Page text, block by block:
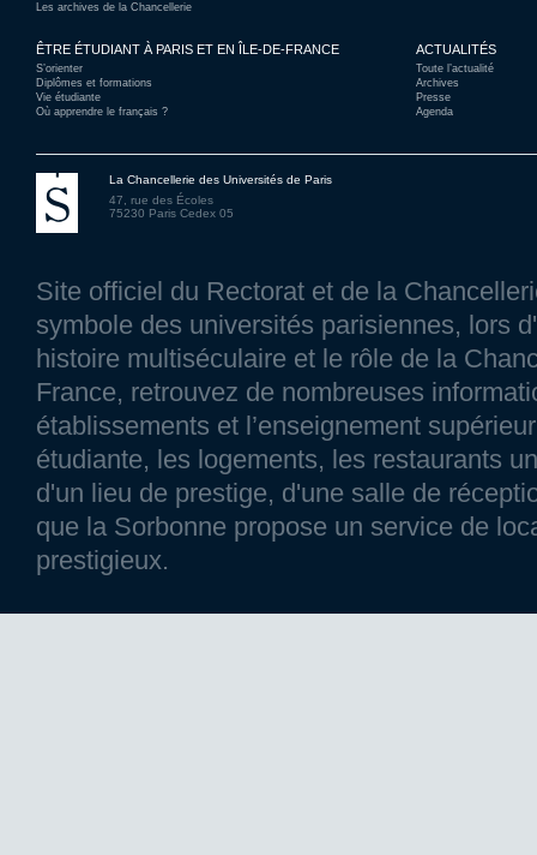
Les archives de la Chancellerie
ÊTRE ÉTUDIANT À PARIS ET EN ÎLE-DE-FRANCE
S’orienter
Diplômes et formations
Vie étudiante
Où apprendre le français ?
ACTUALITÉS
Toute l’actualité
Archives
Presse
Agenda
La Chancellerie des Universités de Paris
47, rue des Écoles
75230 Paris Cedex 05
Site officiel du Rectorat et de la
symbole des universités parisiennes, lors
histoire multiséculaire et le rôle de la
France, retrouvez de nombreuses
établissements et l’enseignement
étudiante, les logements, les restaurants
d'un lieu de prestige, d'une salle de
que la Sorbonne propose un service de
prestigieux.